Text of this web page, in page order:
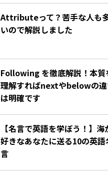
Attributeって？苦手な人も
いので解説しました
Following を徹底解説！本質
理解すればnextやbelowの
は明確です
【名言で英語を学ぼう！】海
好きなあなたに送る10の英語
言